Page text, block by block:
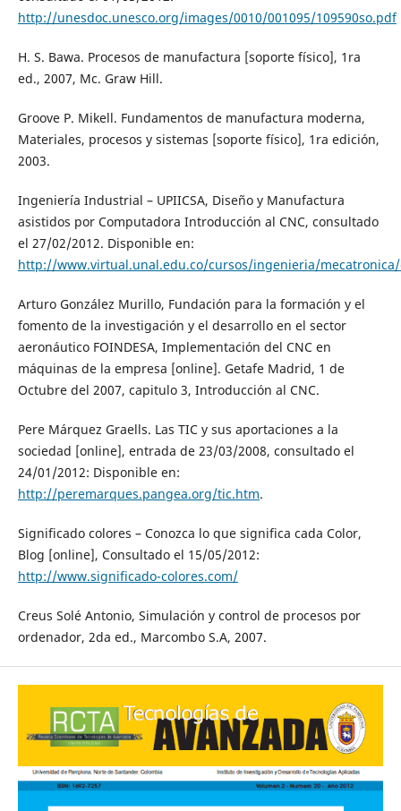
http://unesdoc.unesco.org/images/0010/001095/109590so.pdf
H. S. Bawa. Procesos de manufactura [soporte físico], 1ra
ed., 2007, Mc. Graw Hill.
Groove P. Mikell. Fundamentos de manufactura moderna,
Materiales, procesos y sistemas [soporte físico], 1ra edición,
2003.
Ingeniería Industrial – UPIICSA, Diseño y Manufactura
asistidos por Computadora Introducción al CNC, consultado
el 27/02/2012. Disponible en:
http://www.virtual.unal.edu.co/cursos/ingenieria/mecatronica/
Arturo González Murillo, Fundación para la formación y el
fomento de la investigación y el desarrollo en el sector
aeronáutico FOINDESA, Implementación del CNC en
máquinas de la empresa [online]. Getafe Madrid, 1 de
Octubre del 2007, capitulo 3, Introducción al CNC.
Pere Márquez Graells. Las TIC y sus aportaciones a la
sociedad [online], entrada de 23/03/2008, consultado el
24/01/2012: Disponible en:
http://peremarques.pangea.org/tic.htm.
Significado colores – Conozca lo que significa cada Color,
Blog [online], Consultado el 15/05/2012:
http://www.significado-colores.com/
Creus Solé Antonio, Simulación y control de procesos por
ordenador, 2da ed., Marcombo S.A, 2007.